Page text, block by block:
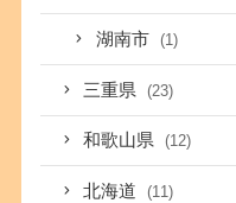
湖南市 (1)
三重県 (23)
和歌山県 (12)
北海道 (11)